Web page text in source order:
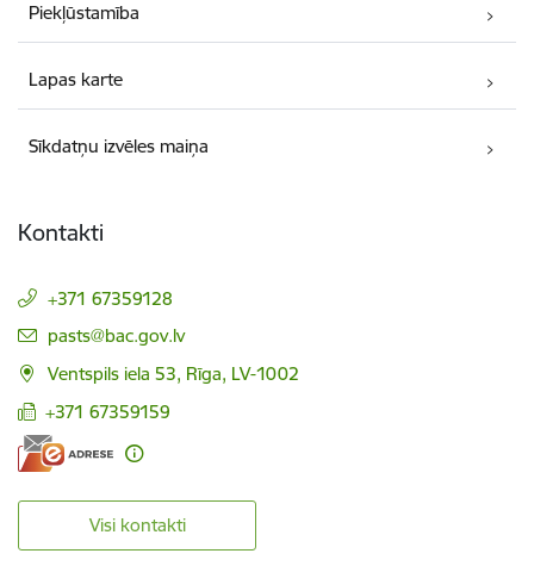
Piekļūstamība
Lapas karte
Sīkdatņu izvēles maiņa
Kontakti
+371 67359128
E-pasts:
pasts@bac.gov.lv
Ventspils iela 53, Rīga, LV-1002
+371 67359159
Visi kontakti